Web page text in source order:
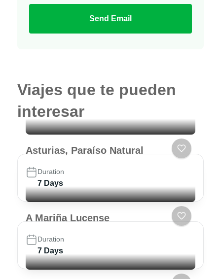
Send Email
Viajes que te pueden
interesar
Asturias, Paraíso Natural
Duration
7 Days
A Mariña Lucense
Duration
7 Days